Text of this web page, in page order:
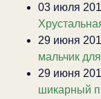
03 июля
29 июня
мальчик
29 июня
шикарный